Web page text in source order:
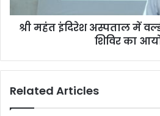
श्री महंत इंदिरेश अस्पताल में
शिविर का
Related Articles